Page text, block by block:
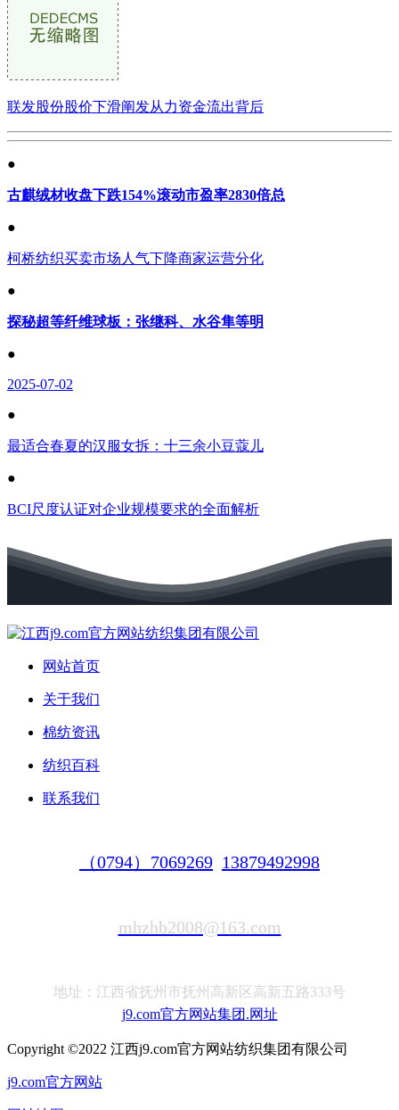
联发股份股价下滑阐发从力资金流出背后
●
古麒绒材收盘下跌154%滚动市盈率2830倍总
●
柯桥纺织买卖市场人气下降商家运营分化
●
探秘超等纤维球板：张继科、水谷隼等明
●
2025-07-02
●
最适合春夏的汉服女拆：十三余小豆蔻儿
●
BCI尺度认证对企业规模要求的全面解析
网站首页
关于我们
棉纺资讯
纺织百科
联系我们
（0794）7069269 13879492998
mhzhb2008@163.com
地址：江西省抚州市抚州高新区高新五路333号
j9.com官方网站集团.网址
Copyright ©2022 江西j9.com官方网站纺织集团有限公司
j9.com官方网站